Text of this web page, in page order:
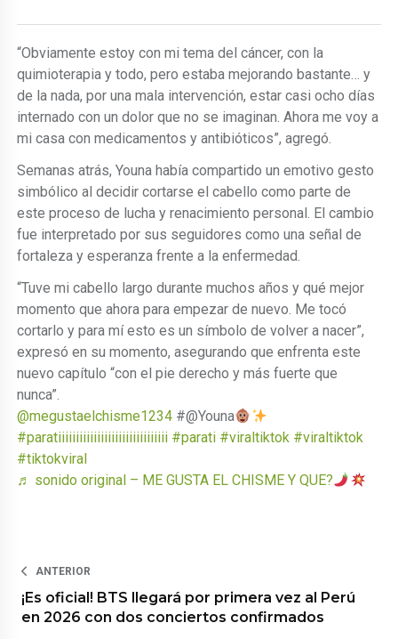
“Obviamente estoy con mi tema del cáncer, con la
quimioterapia y todo, pero estaba mejorando bastante… y
de la nada, por una mala intervención, estar casi ocho días
internado con un dolor que no se imaginan. Ahora me voy a
mi casa con medicamentos y antibióticos”, agregó.
Semanas atrás, Youna había compartido un emotivo gesto
simbólico al decidir cortarse el cabello como parte de
este proceso de lucha y renacimiento personal. El cambio
fue interpretado por sus seguidores como una señal de
fortaleza y esperanza frente a la enfermedad.
“Tuve mi cabello largo durante muchos años y qué mejor
momento que ahora para empezar de nuevo. Me tocó
cortarlo y para mí esto es un símbolo de volver a nacer”,
expresó en su momento, asegurando que enfrenta este
nuevo capítulo “con el pie derecho y más fuerte que
nunca”.
@megustaelchisme1234 #@Youna
#paratiiiiiiiiiiiiiiiiiiiiiiiiiiiiiii #parati #viraltiktok #viraltiktok
#tiktokviral
♬ sonido original – ME GUSTA EL CHISME Y QUE?
ANTERIOR
¡Es oficial! BTS llegará por primera vez al Perú
en 2026 con dos conciertos confirmados